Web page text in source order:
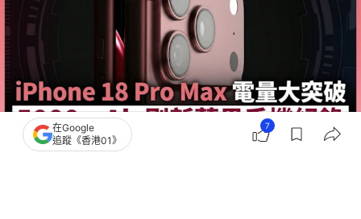
撰文：快科技
在Google
追蹤《香港01》
7